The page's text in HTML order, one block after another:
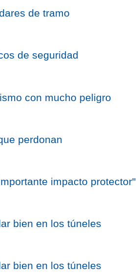
de tramo
de seguridad
con mucho peligro
perdonan
impacto protector"
bien en los túneles
bien en los túneles